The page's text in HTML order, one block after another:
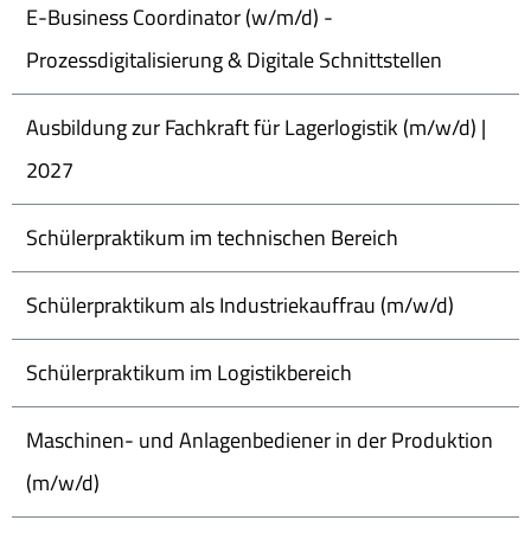
E-Business Coordinator (w/m/d) -
Prozessdigitalisierung & Digitale Schnittstellen
Ausbildung zur Fachkraft für Lagerlogistik (m/w/d) |
2027
Schülerpraktikum im technischen Bereich
Schülerpraktikum als Industriekauffrau (m/w/d)
Schülerpraktikum im Logistikbereich
Maschinen- und Anlagenbediener in der Produktion
(m/w/d)